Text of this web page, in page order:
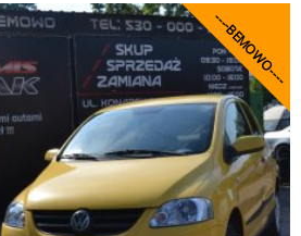
----BEMOWO----